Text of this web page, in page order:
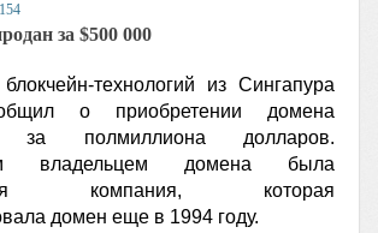
за $500 000
блокчейн-технологий из Сингапура
о приобретении домена
за полмиллиона долларов.
владельцем домена была
компания, которая
домен еще в 1994 году.